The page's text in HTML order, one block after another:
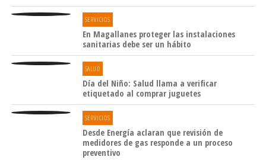
SERVICIOS
En Magallanes proteger las instalaciones
sanitarias debe ser un hábito
SALUD
Día del Niño: Salud llama a verificar
etiquetado al comprar juguetes
SERVICIOS
Desde Energía aclaran que revisión de
medidores de gas responde a un proceso
preventivo